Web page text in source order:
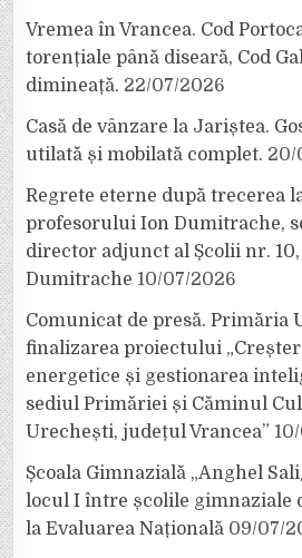
Vremea în Vrancea. Cod
torențiale până diseară, Cod
dimineață. 22/07/2026
Casă de vânzare la Jariștea.
utilată și mobilată complet. 20/
Regrete eterne după trecerea
profesorului Ion Dumitrache,
director adjunct al Școlii nr.
Dumitrache 10/07/2026
Comunicat de presă. Primăria
finalizarea proiectului
energetice și gestionarea
sediul Primăriei și Căminul
Urechești, județul Vrancea”
Școala Gimnazială „Anghel
locul I între școlile gimnaziale
la Evaluarea Națională 09/07/